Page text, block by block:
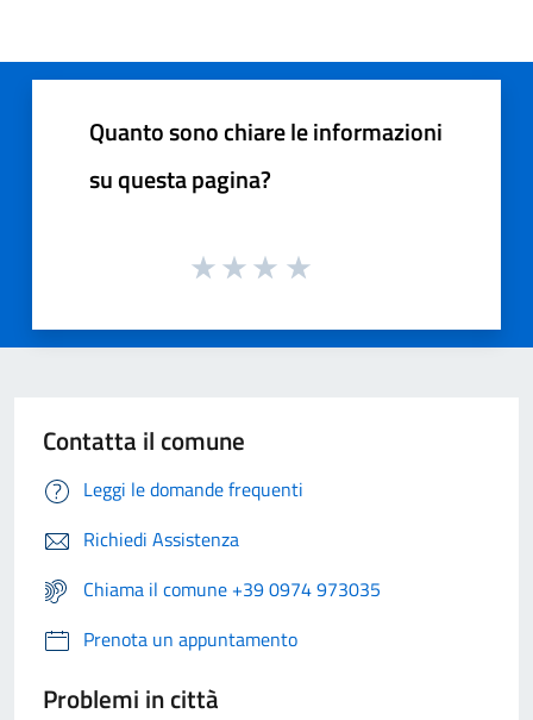
Quanto sono chiare le informazioni
su questa pagina?
Contatta il comune
Leggi le domande frequenti
Richiedi Assistenza
Chiama il comune +39 0974 973035
Prenota un appuntamento
Problemi in città